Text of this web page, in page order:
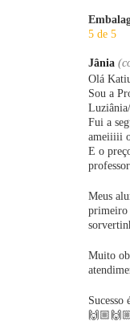
5 de 5
Jânia
Olá
Sou a
Fui a
ameiiiii
E o
Meus
primeiro
Muito
Sucesso